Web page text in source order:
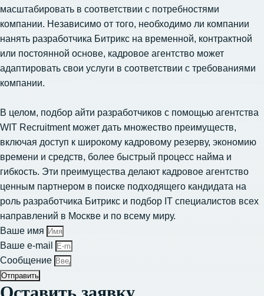
масштабировать в соответствии с потребностями
компании. Независимо от того, необходимо ли компании
нанять разработчика Битрикс на временной, контрактной
или постоянной основе, кадровое агентство может
адаптировать свои услуги в соответствии с требованиями
компании.
В целом, подбор айти разработчиков с помощью агентства
WIT Recruitment может дать множество преимуществ,
включая доступ к широкому кадровому резерву, экономию
времени и средств, более быстрый процесс найма и
гибкость. Эти преимущества делают кадровое агентство
ценным партнером в поиске подходящего кандидата на
роль разработчика Битрикс и подбор IT специалистов всех
направлений в Москве и по всему миру.
Ваше имя
Ваше e-mail
Сообщение
Отправить